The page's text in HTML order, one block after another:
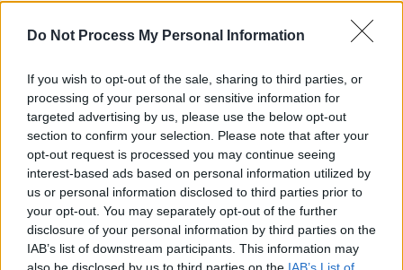
Do Not Process My Personal Information
If you wish to opt-out of the sale, sharing to third parties, or
processing of your personal or sensitive information for
targeted advertising by us, please use the below opt-out
section to confirm your selection. Please note that after your
opt-out request is processed you may continue seeing
interest-based ads based on personal information utilized by
us or personal information disclosed to third parties prior to
your opt-out. You may separately opt-out of the further
disclosure of your personal information by third parties on the
IAB’s list of downstream participants. This information may
also be disclosed by us to third parties on the IAB’s List of
σεμινάρια, ταmasterclasses, οισυναντήσεις
dating sessionsπου διοργανώνονται για
πρώτη φορά φέτος προσφέρουν τη
δυνατότητα σε ένα διεθνές κοινό
επαγγελματιών - και όχι μόνο - να προωθήσει
το έργο του, να συναντηθεί με
καταξιωμένους επαγγελματίες του χώρου,
να ανακαλύψει τη διεθνή κοινότητα και να
έρθει σε επαφή με τις επιτυχίες του